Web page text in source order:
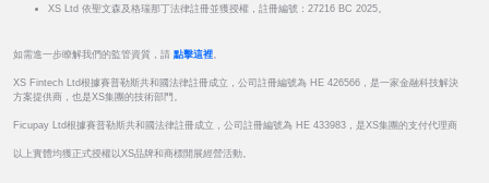
XS Ltd 依聖文森及格瑞那丁法律註冊並獲授權，註冊編號：27216 BC 2025。
如需進一步瞭解我們的監管資質，請 點擊這裡
XS Fintech Ltd根據賽普勒斯共和國法律註冊成立，公司註冊編號為 HE 426566，是一家金融科技解決
方案提供商，也是XS集團的技術部門。
Ficupay Ltd根據賽普勒斯共和國法律註冊成立，公司註冊編號為 HE 433983，是XS集團的支付代理商
以上實體均獲正式授權以XS品牌和商標開展經營活動。